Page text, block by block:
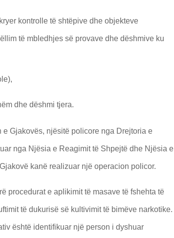
kontrolle të shtëpive dhe objekteve
të mbledhjes së provave dhe dëshmive ku
dhe dëshmi tjera.
Gjakovës, njësitë policore nga Drejtoria e
nga Njësia e Reagimit të Shpejtë dhe Njësia e
kanë realizuar një operacion policor.
procedurat e aplikimit të masave të fshehta të
të dukurisë së kultivimit të bimëve narkotike.
është identifikuar një person i dyshuar